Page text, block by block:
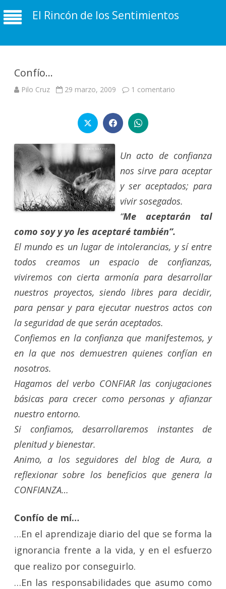
El Rincón de los Sentimientos
Confío…
Pilo Cruz 29 marzo, 2009 1 comentario
Un acto de confianza
nos sirve para aceptar
y ser aceptados; para
vivir sosegados.
“Me aceptarán tal
como soy y yo les aceptaré también”.
El mundo es un lugar de intolerancias, y sí entre
todos creamos un espacio de confianzas,
viviremos con cierta armonía para desarrollar
nuestros proyectos, siendo libres para decidir,
para pensar y para ejecutar nuestros actos con
la seguridad de que serán aceptados.
Confiemos en la confianza que manifestemos, y
en la que nos demuestren quienes confían en
nosotros.
Hagamos del verbo CONFIAR las conjugaciones
básicas para crecer como personas y afianzar
nuestro entorno.
Si confiamos, desarrollaremos instantes de
plenitud y bienestar.
Animo, a los seguidores del blog de Aura, a
reflexionar sobre los beneficios que genera la
CONFIANZA…
Confío de mí…
…En el aprendizaje diario del que se forma la
ignorancia frente a la vida, y en el esfuerzo
que realizo por conseguirlo.
…En las responsabilidades que asumo como